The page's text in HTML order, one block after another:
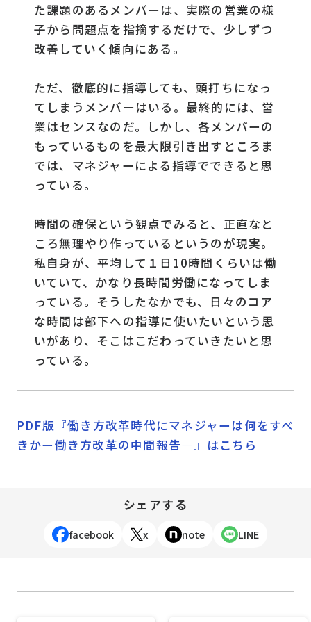
た課題のあるメンバーは、実際の営業の様
子から問題点を指摘するだけで、少しずつ
改善していく傾向にある。
ただ、徹底的に指導しても、頭打ちになっ
てしまうメンバーはいる。最終的には、営
業はセンスなのだ。しかし、各メンバーの
もっているものを最大限引き出すところま
では、マネジャーによる指導でできると思
っている。
時間の確保という観点でみると、正直なと
ころ無理やり作っているというのが現実。
私自身が、平均して１日10時間くらいは働
いていて、かなり長時間労働になってしま
っている。そうしたなかでも、日々のコア
な時間は部下への指導に使いたいという思
いがあり、そこはこだわっていきたいと思
っている。
PDF版『働き方改革時代にマネジャーは何をすべ
きかー働き方改革の中間報告―』はこちら
シェアする
facebook x note LINE